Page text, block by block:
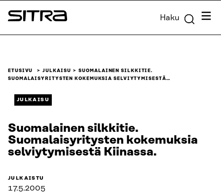
Siirry
suoraan
Sitra Haku
ETUSIVU JULKAISU
SUOMALAINEN SILKKITIE.
SUOMALAISYRITYSTEN KOKEMUKSIA SELVIYTYMISESTÄ…
JULKAISU
Suomalainen silkkitie.
Suomalaisyritysten kokemuksia
selviytymisestä Kiinassa.
JULKAISTU
17.5.2005